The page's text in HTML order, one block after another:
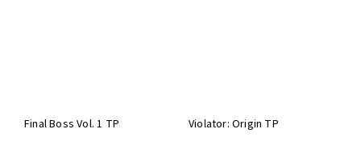
Final Boss Vol. 1 TP Violator: Origin TP